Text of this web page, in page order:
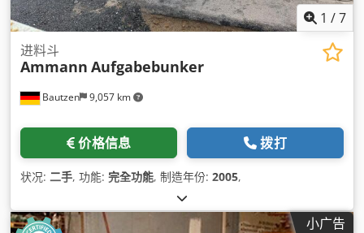
1 /7
Bautzen 9,057 km
进料斗
Ammann Aufgabebunker
价格信息 拨打
状况: 二手, 功能: 完全功能, 制造年份: 2005,
小广告